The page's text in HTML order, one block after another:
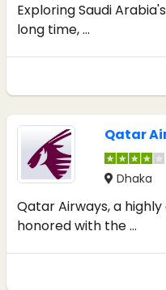
Exploring Saudi
long time, ...
Qatar
Dhaka
Qatar Airways, a
honored with the ...